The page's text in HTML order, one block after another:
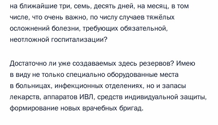
на ближайшие три, семь, десять дней, на месяц, в том
числе, что очень важно, по числу случаев тяжёлых
осложнений болезни, требующих обязательной,
неотложной госпитализации?
Достаточно ли уже создаваемых здесь резервов? Имею
в виду не только специально оборудованные места
в больницах, инфекционных отделениях, но и запасы
лекарств, аппаратов ИВЛ, средств индивидуальной защиты,
формирование новых врачебных бригад.